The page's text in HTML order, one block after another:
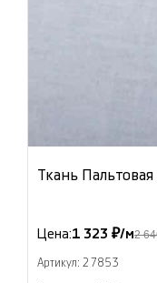
Ткань
Цена:1 323 ₽/м2
Артикул: 27853